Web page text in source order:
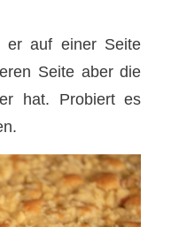
er auf einer Seite
Seite aber die
hat. Probiert es